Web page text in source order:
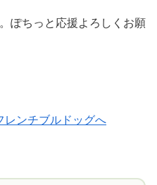
ぽちっと応援よろしくお願